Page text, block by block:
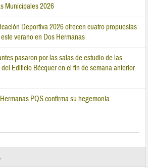
Municipales 2026
Deportiva 2026 ofrecen cuatro propuestas
verano en Dos Hermanas
pasaron por las salas de estudio de las
Edificio Bécquer en el fin de semana anterior
PQS confirma su hegemonía